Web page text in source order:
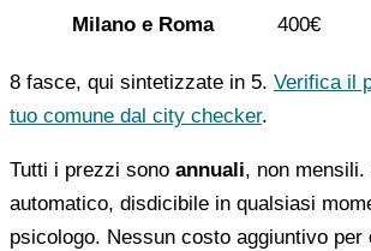
Milano e Roma
400€
8 fasce, qui sintetizzate in 5. Verifica il
tuo comune dal city checker.
Tutti i prezzi sono annuali, non mensili.
automatico, disdicibile in qualsiasi
psicologo. Nessun costo aggiuntivo per